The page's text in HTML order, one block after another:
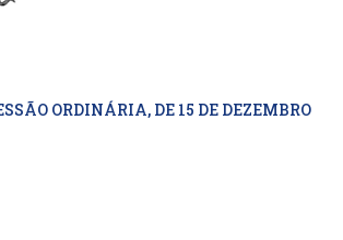
ORDINÁRIA, DE 15 DE DEZEMBRO